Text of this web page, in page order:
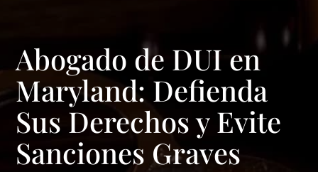
Abogado de DUI en
Maryland: Defienda
Sus Derechos y Evite
Sanciones Graves